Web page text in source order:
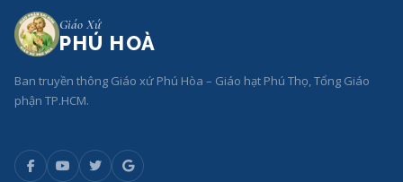
Giáo Xứ
PHÚ HOÀ
Ban truyền thông Giáo xứ Phú Hòa – Giáo hạt Phú Thọ, Tổng Giáo
phận TP.HCM.